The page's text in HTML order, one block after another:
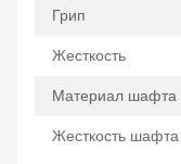
Грип
Жесткость
Материал шафта
Жесткость шафта